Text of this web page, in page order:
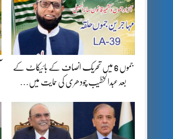
جموں 6 میں تحریک انصاف کے بائیکاٹ کے
بعد عبدالخطیب چودھری کی حمایت میں…